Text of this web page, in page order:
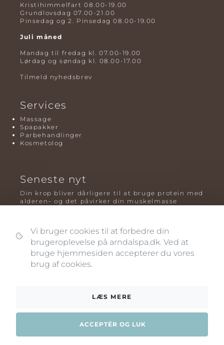
Kristihimmelfart 08.00-19.00
Grundlovsdag 07.00-21.00
Pinsedag og 2. Pinsedag 08.00-19.00
Juli måned
Mandag til fredag kl. 07.00-19.00
Lørdag og søndag kl. 08.00-17.00
Tilmeld nyhedsbrev
Services
Massage
Spapakker
Parbehandlinger
Kosmetolog
Seneste nyt
Din krop bliver dårligere til at bruge protein med
alderen– og det påvirker din muskelmasse
Plyometrisk træning: hvorfor hop kan være noget
af det mest oversete for knogler og power – før
og efter overgangsalderen
Vi bruger cookies til at forbedre din
brugeroplevelse på arndalspa.dk. Ved at
bruge hjemmesiden accepterer du vores
brug af cookies.
LÆS MERE
ACCEPTÉR OG LUK